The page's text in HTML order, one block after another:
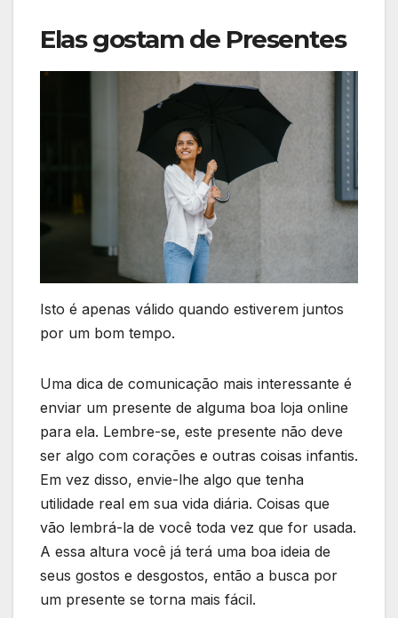
Elas gostam de Presentes
Isto é apenas válido quando estiverem juntos
por um bom tempo.
Uma dica de comunicação mais interessante é
enviar um presente de alguma boa loja online
para ela. Lembre-se, este presente não deve
ser algo com corações e outras coisas infantis.
Em vez disso, envie-lhe algo que tenha
utilidade real em sua vida diária. Coisas que
vão lembrá-la de você toda vez que for usada.
A essa altura você já terá uma boa ideia de
seus gostos e desgostos, então a busca por
um presente se torna mais fácil.